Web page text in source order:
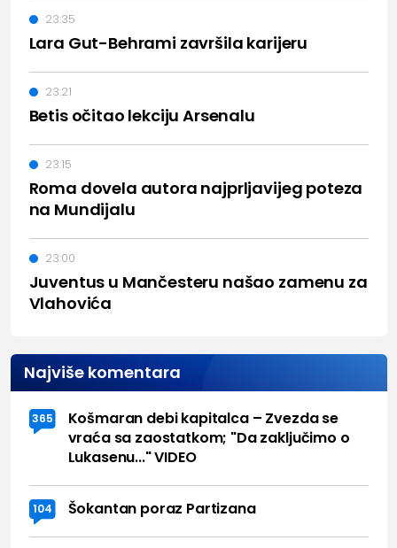
Lara Gut-Behrami završila karijeru
23:35
Betis očitao lekciju Arsenalu
23:21
Roma dovela autora najprljavijeg poteza
na Mundijalu
23:15
Juventus u Mančesteru našao zamenu za
Vlahovića
23:00
Najviše komentara
365
Košmaran debi kapitalca – Zvezda se
vraća sa zaostatkom; "Da zaključimo o
Lukasenu..." VIDEO
104 Šokantan poraz Partizana